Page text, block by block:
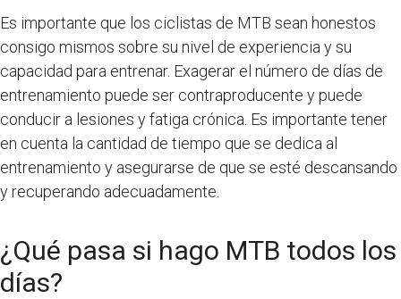
Es importante que los ciclistas de MTB sean honestos
consigo mismos sobre su nivel de experiencia y su
capacidad para entrenar. Exagerar el número de días de
entrenamiento puede ser contraproducente y puede
conducir a lesiones y fatiga crónica. Es importante tener
en cuenta la cantidad de tiempo que se dedica al
entrenamiento y asegurarse de que se esté descansando
y recuperando adecuadamente.
¿Qué pasa si hago MTB todos los
días?